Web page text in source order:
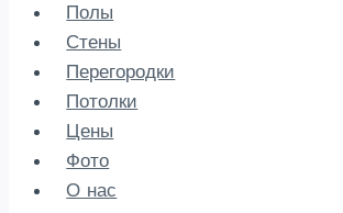
Полы
Стены
Перегородки
Потолки
Цены
Фото
О нас